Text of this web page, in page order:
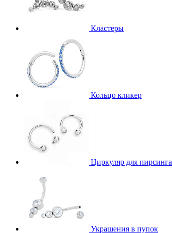
Кластеры
Кольцо кликер
Циркуляр для пирсинга
Украшения в пупок